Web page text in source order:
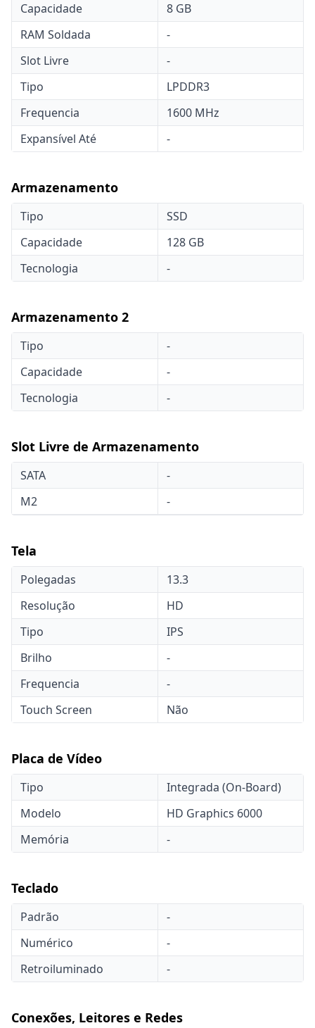
Capacidade
8 GB
RAM Soldada
-
Slot Livre
-
Tipo
LPDDR3
Frequencia
1600 MHz
Expansível Até
-
Armazenamento
Tipo
SSD
Capacidade
128 GB
Tecnologia
-
Armazenamento 2
Tipo
-
Capacidade
-
Tecnologia
-
Slot Livre de Armazenamento
SATA
-
M2
-
Tela
Polegadas
13.3
Resolução
HD
Tipo
IPS
Brilho
-
Frequencia
-
Touch Screen
Não
Placa de Vídeo
Tipo
Integrada (On-Board)
Modelo
HD Graphics 6000
Memória
-
Teclado
Padrão
-
Numérico
-
Retroiluminado
-
Conexões, Leitores e Redes